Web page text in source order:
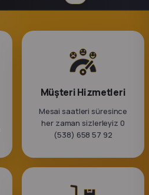
Müşteri Hizmetleri
Mesai saatleri süresince
her zaman sizlerleyiz 0
(538) 658 57 92